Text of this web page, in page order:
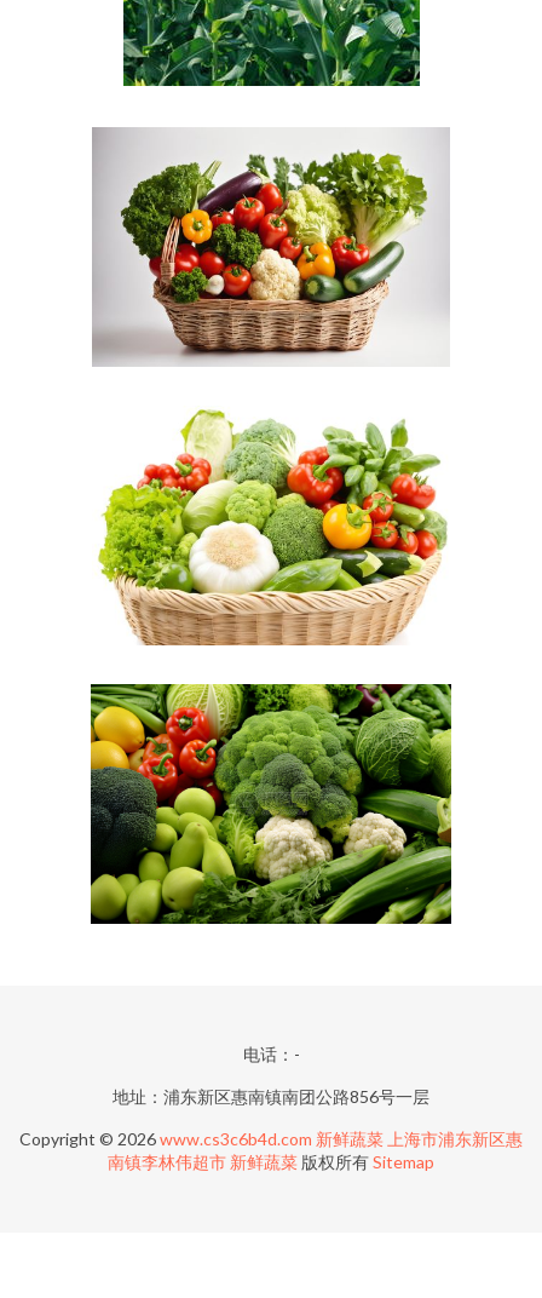
电话：-
地址：浦东新区惠南镇南团公路856号一层
Copyright © 2026www.cs3c6b4d.com 新鲜蔬菜 上海市浦东新区惠
南镇李林伟超市 新鲜蔬菜 版权所有Sitemap